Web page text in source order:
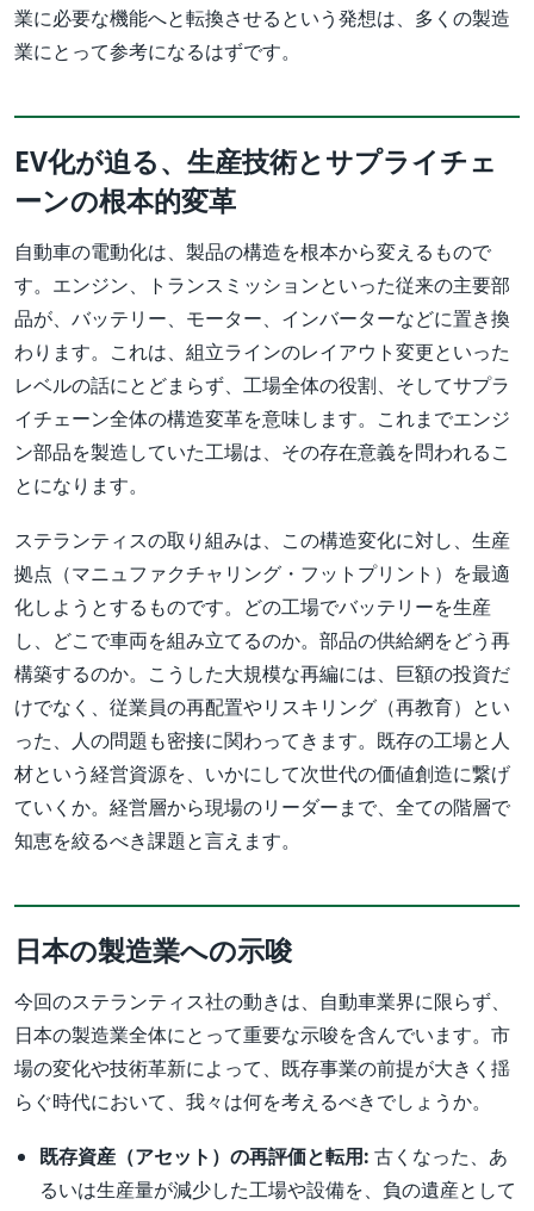
業に必要な機能へと転換させるという発想は、多くの製造
業にとって参考になるはずです。
EV化が迫る、生産技術とサプライチェ
ーンの根本的変革
自動車の電動化は、製品の構造を根本から変えるもので
す。エンジン、トランスミッションといった従来の主要部
品が、バッテリー、モーター、インバーターなどに置き換
わります。これは、組立ラインのレイアウト変更といった
レベルの話にとどまらず、工場全体の役割、そしてサプラ
イチェーン全体の構造変革を意味します。これまでエンジ
ン部品を製造していた工場は、その存在意義を問われるこ
とになります。
ステランティスの取り組みは、この構造変化に対し、生産
拠点（マニュファクチャリング・フットプリント）を最適
化しようとするものです。どの工場でバッテリーを生産
し、どこで車両を組み立てるのか。部品の供給網をどう再
構築するのか。こうした大規模な再編には、巨額の投資だ
けでなく、従業員の再配置やリスキリング（再教育）とい
った、人の問題も密接に関わってきます。既存の工場と人
材という経営資源を、いかにして次世代の価値創造に繋げ
ていくか。経営層から現場のリーダーまで、全ての階層で
知恵を絞るべき課題と言えます。
日本の製造業への示唆
今回のステランティス社の動きは、自動車業界に限らず、
日本の製造業全体にとって重要な示唆を含んでいます。市
場の変化や技術革新によって、既存事業の前提が大きく揺
らぐ時代において、我々は何を考えるべきでしょうか。
既存資産（アセット）の再評価と転用: 古くなった、あ
るいは生産量が減少した工場や設備を、負の遺産として